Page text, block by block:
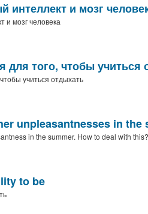
интеллект и мозг
и мозг человека
для того, чтобы учиться
учиться отдыхать
unpleasantnesses in the
in the summer. How to deal with this?
to be